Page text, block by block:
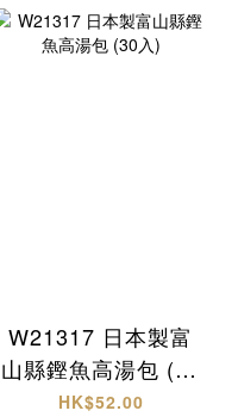
W21317 日本製富
山縣鏗魚高湯包 (30
入)
HK$52.00